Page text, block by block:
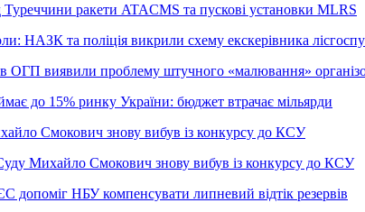
Туреччини ракети ATACMS та пускові установки MLRS
НАЗК та поліція викрили схему екскерівника
в ОГП виявили проблему штучного «малювання»
до 15% ринку України: бюджет втрачає мільярди
Смокович знову вибув із конкурсу до КСУ
Михайло Смокович знову вибув із конкурсу до КСУ
допоміг НБУ компенсувати липневий відтік резервів